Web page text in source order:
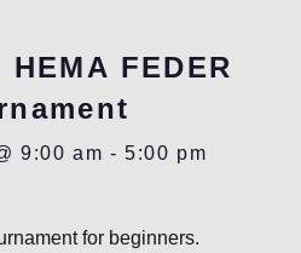
FEDER
9:00 am -5:00 pm
for beginners.